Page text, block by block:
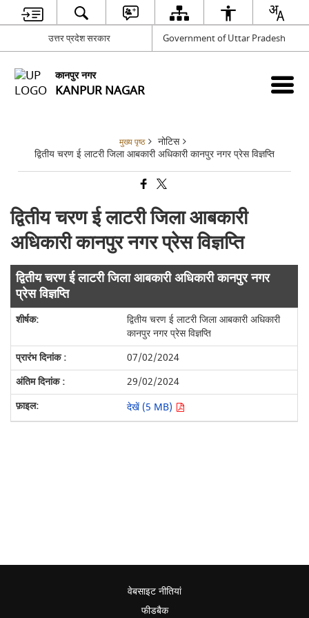
उत्तर प्रदेश सरकार Government of Uttar Pradesh
कानपुर नगर
KANPUR NAGAR
मुख्य पृष्ठ
नोटिस
द्वितीय चरण ई लाटरी जिला आबकारी अधिकारी कानपुर नगर प्रेस विज्ञप्ति
द्वितीय चरण ई लाटरी जिला आबकारी
अधिकारी कानपुर नगर प्रेस विज्ञप्ति
द्वितीय चरण ई लाटरी जिला आबकारी अधिकारी कानपुर नगर
प्रेस विज्ञप्ति
द्वितीय चरण ई लाटरी जिला आबकारी अधिकारी
कानपुर नगर प्रेस विज्ञप्ति
07/02/2024
29/02/2024
देखें (5 MB)
वेबसाइट नीतियां
फीडबैक